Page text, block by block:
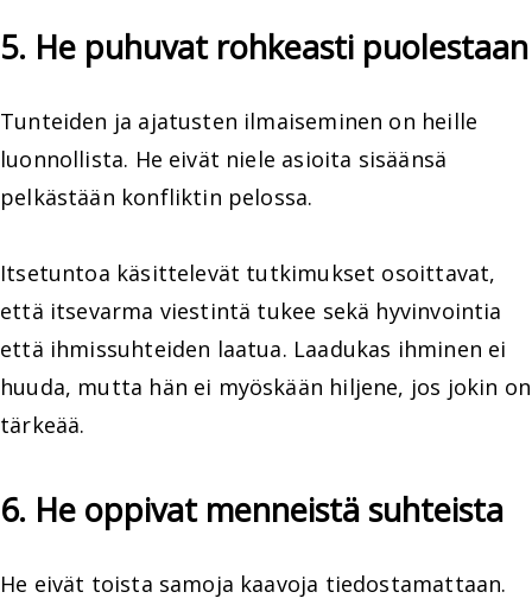
5. He puhuvat rohkeasti puolestaan
Tunteiden ja ajatusten ilmaiseminen on heille
luonnollista. He eivät niele asioita sisäänsä
pelkästään konfliktin pelossa.
Itsetuntoa käsittelevät tutkimukset osoittavat,
että itsevarma viestintä tukee sekä hyvinvointia
että ihmissuhteiden laatua. Laadukas ihminen ei
huuda, mutta hän ei myöskään hiljene, jos jokin on
tärkeää.
6. He oppivat menneistä suhteista
He eivät toista samoja kaavoja tiedostamattaan.